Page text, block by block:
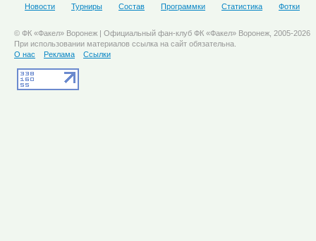
Новости Турниры Состав Программки Статистика Фотки
© ФК «Факел» Воронеж | Официальный фан-клуб ФК «Факел» Воронеж, 2005-2026
При использовании материалов ссылка на сайт обязательна.
О нас
Реклама Ссылки